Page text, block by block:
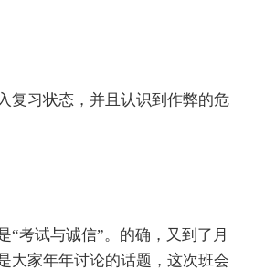
复习状态，并且认识到作弊的危
“考试与诚信”。的确，又到了月
大家年年讨论的话题，这次班会